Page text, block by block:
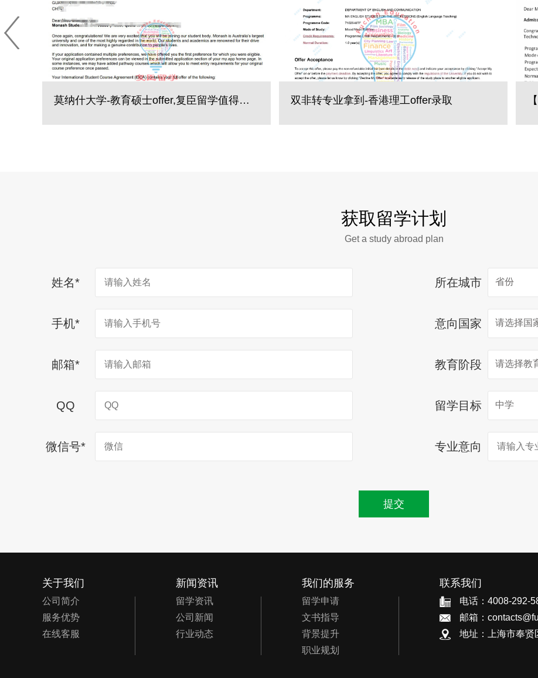
莫纳什大学-教育硕士offer,复臣留学值得信赖 双非转专业拿到-香港理工offer录取
获取留学计划
Get a study abroad plan
姓名* 所在城市
手机* 意向国家
邮箱* 教育阶段
QQ 留学目标
微信号* 专业意向
提交
关于我们
公司简介
服务优势
在线客服
新闻资讯
留学资讯
公司新闻
行业动态
我们的服务
留学申请
文书指导
背景提升
职业规划
联系我们
电话：4008-292-
邮箱：
地址：上海市奉贤